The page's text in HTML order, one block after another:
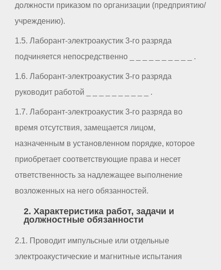
должности приказом по организации (предприятию/
учреждению).
1.5. Лаборант-электроакустик 3-го разряда
подчиняется непосредственно _ _ _ _ _ _ _ _ _ _ .
1.6. Лаборант-электроакустик 3-го разряда
руководит работой _ _ _ _ _ _ _ _ _ _ .
1.7. Лаборант-электроакустик 3-го разряда во
время отсутствия, замещается лицом,
назначенным в установленном порядке, которое
приобретает соответствующие права и несет
ответственность за надлежащее выполнение
возложенных на него обязанностей.
2. Характеристика работ, задачи и
должностные обязанности
2.1. Проводит импульсные или отдельные
электроакустические и магнитные испытания